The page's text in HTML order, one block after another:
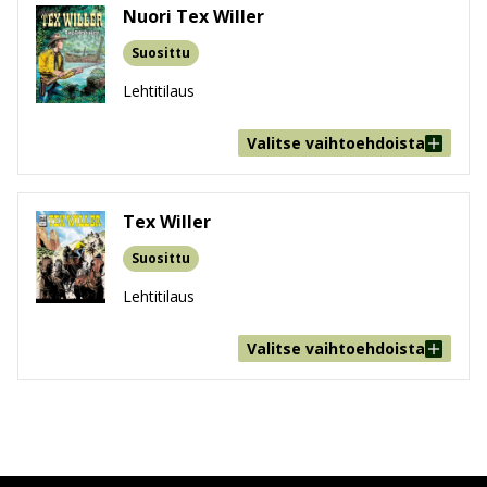
Nuori Tex Willer
Suosittu
Lehtitilaus
Valitse vaihtoehdoista
Tex Willer
Suosittu
Lehtitilaus
Valitse vaihtoehdoista